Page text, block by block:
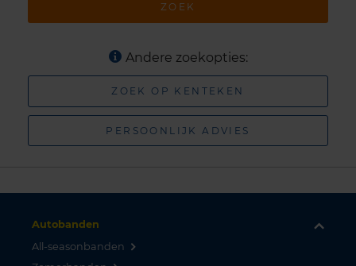
ZOEK
Andere zoekopties:
ZOEK OP KENTEKEN
PERSOONLIJK ADVIES
Autobanden
All-seasonbanden